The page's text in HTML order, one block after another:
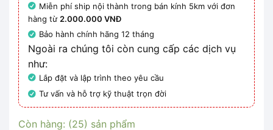
Miễn phí ship nội thành trong bán kính 5km với đơn
hàng từ2.000.000 VNĐ
Bảo hành chính hãng 12 tháng
Ngoài ra chúng tôi còn cung cấp các dịch vụ
như:
Lắp đặt và lập trình theo yêu cầu
Tư vấn và hỗ trợ kỹ thuật trọn đời
Còn hàng: (25) sản phẩm